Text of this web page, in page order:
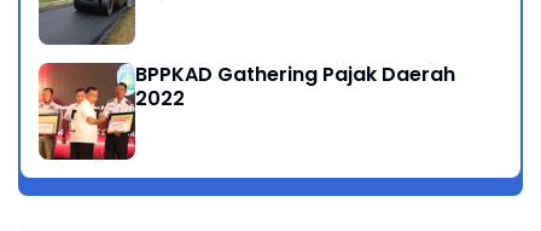
BPPKAD Gathering Pajak Daerah
2022